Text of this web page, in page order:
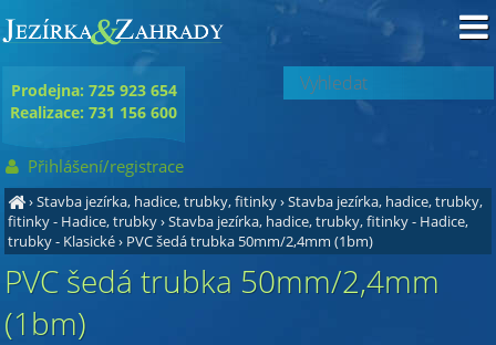
›Stavba jezírka, hadice, trubky, fitinky›Stavba jezírka, hadice, trubky,
fitinky - Hadice, trubky›Stavba jezírka, hadice, trubky, fitinky - Hadice,
trubky - Klasické› PVC šedá trubka 50mm/2,4mm (1bm)
PVC šedá trubka 50mm/2,4mm
(1bm)
Prodejna: 725 923 654
Realizace: 731 156 600
Přihlášení/registrace